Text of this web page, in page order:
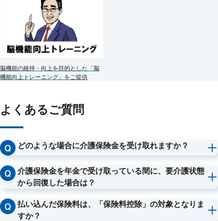
脳機能の維持・向上を目的とした「脳
機能向上トレーニング」をご提供
よくあるご質問
どのような場合に介護保険金を受け取れますか？
または当社所定の要介護状態になられた（要介護状態が180日を
超えて継続したと医師により診断確定された）ときに、介護保険
介護保険金を年金で受け取っている間に、要介護状態
から回復した場合は？
た場合でも、引き続き年金をお受け取りいただけます。
払い込んだ保険料は、「保険料控除」の対象となりま
すか？